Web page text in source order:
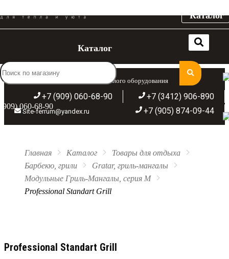
Широкий ассортимент отопительного оборудования
+7 (3412) 906-890
+7 (909) 060-68-90
+7 (905) 874-09-44
Site-ferrum@yandex.ru
Каталог
Каталог
(909) 060-68-90
Главная Каталог
Товары для отдыха
Барбекю, грили
Gratar, гриль-мангалы
Модульные Гриль-Мангалы, серия М
Professional Standart Grill
Professional Standart Grill